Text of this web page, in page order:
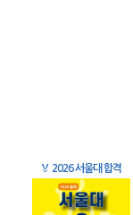
🏅 2026 서울대 합격